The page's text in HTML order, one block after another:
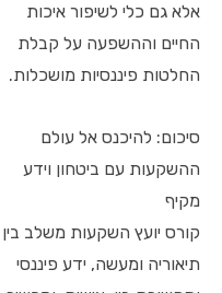
אלא גם כלי לשיפור איכות
החיים וההשפעה על קבלת
החלטות פיננסיות מושכלות.
סיכום: להיכנס אל עולם
ההשקעות עם ביטחון וידע
מקיף
קורס יועץ השקעות משלב בין
תיאוריה ומעשה, ידע פיננסי